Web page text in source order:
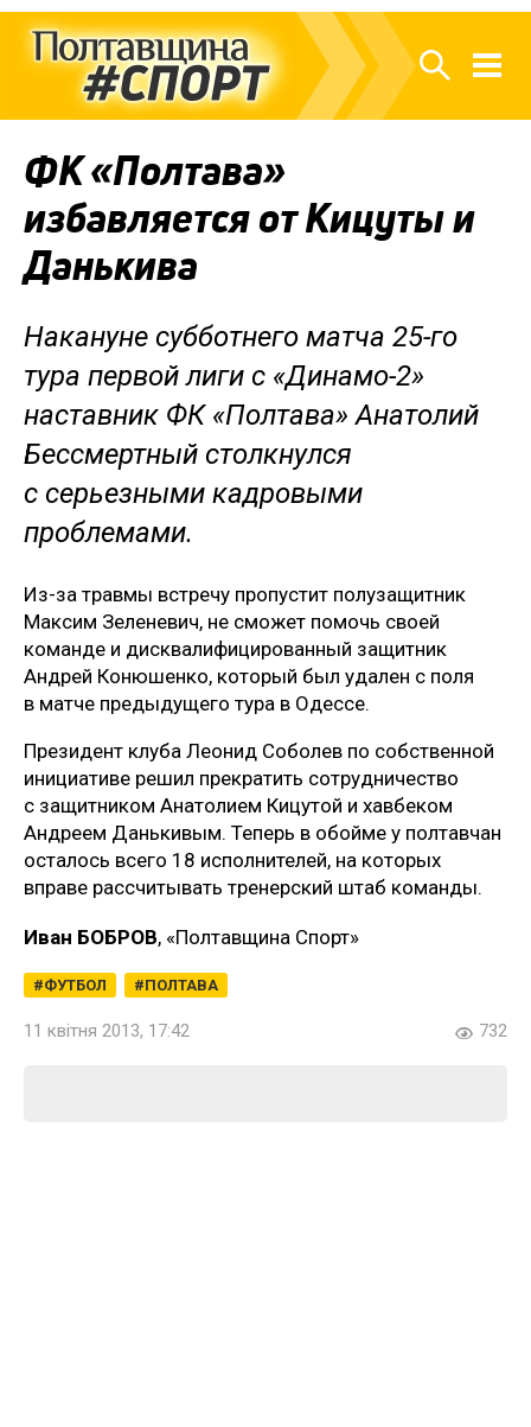
ФК «Полтава»
избавляется от Кицуты и
Данькива
Накануне субботнего матча 25-го
тура первой лиги с «Динамо-2»
наставник ФК «Полтава» Анатолий
Бессмертный столкнулся
с серьезными кадровыми
проблемами.
Из-за травмы встречу пропустит полузащитник
Максим Зеленевич, не сможет помочь своей
команде и дисквалифицированный защитник
Андрей Конюшенко, который был удален с поля
в матче предыдущего тура в Одессе.
Президент клуба Леонид Соболев по собственной
инициативе решил прекратить сотрудничество
с защитником Анатолием Кицутой и хавбеком
Андреем Данькивым. Теперь в обойме у полтавчан
осталось всего 18 исполнителей, на которых
вправе рассчитывать тренерский штаб команды.
Иван БОБРОВ, «Полтавщина Спорт»
ФУТБОЛ ПОЛТАВА
11 квітня 2013, 17:42 732